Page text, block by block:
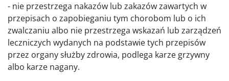
- nie przestrzega nakazów lub zakazów zawartych w
przepisach o zapobieganiu tym chorobom lub o ich
zwalczaniu albo nie przestrzega wskazań lub zarządzeń
leczniczych wydanych na podstawie tych przepisów
przez organy służby zdrowia, podlega karze grzywny
albo karze nagany.